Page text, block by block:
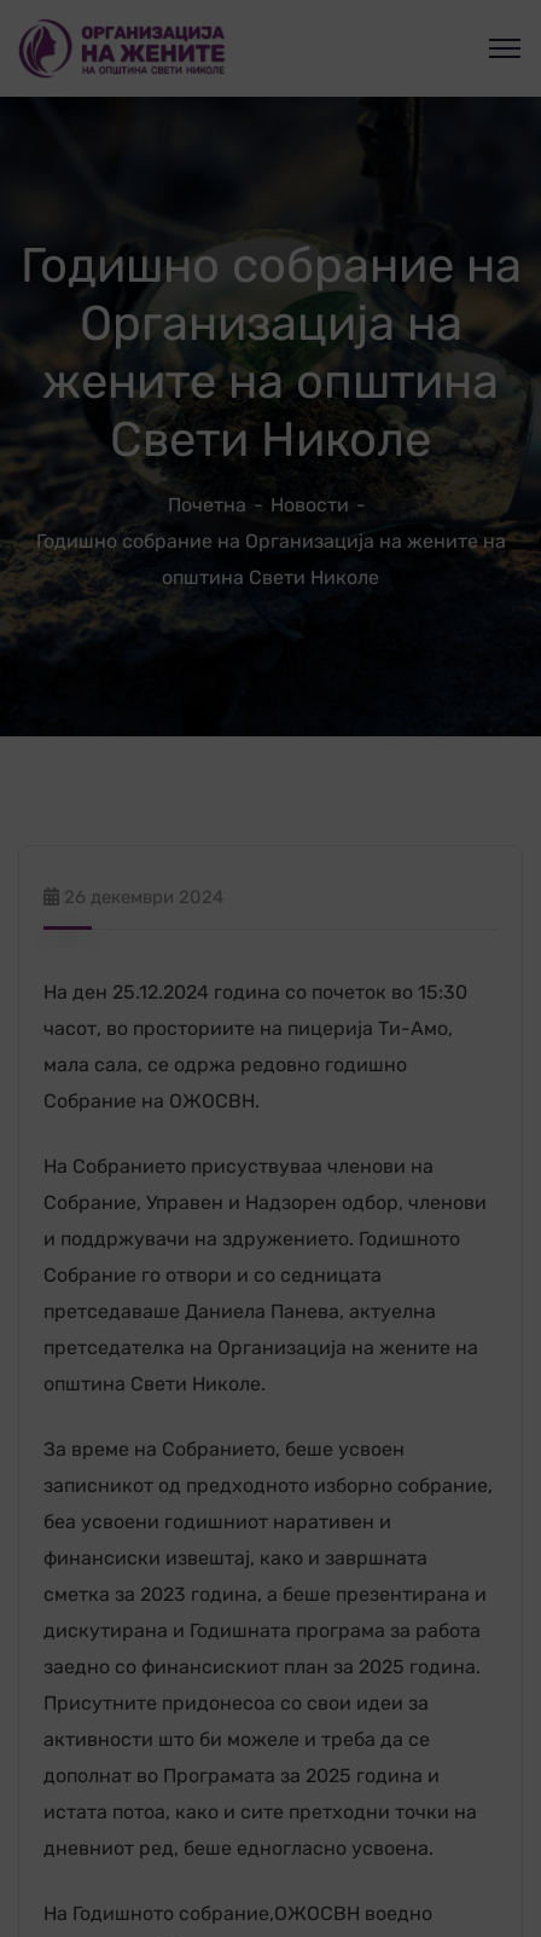
Годишно собрание на
Организација на
жените на општина
Свети Николе
Почетна
Новости
Годишно собрание на Организација на жените на
општина Свети Николе
26 декември 2024
На ден 25.12.2024 година со почеток во 15:30
часот, во просториите на пицерија Ти-Амо,
мала сала, се одржа редовно годишно
Собрание на ОЖОСВН.
На Собранието присуствуваа членови на
Собрание, Управен и Надзорен одбор, членови
и поддржувачи на здружението. Годишното
Собрание го отвори и со седницата
претседаваше Даниела Панева, актуелна
претседателка на Организација на жените на
општина Свети Николе.
За време на Собранието, беше усвоен
записникот од предходното изборно собрание,
беа усвоени годишниот наративен и
финансиски извештај, како и завршната
сметка за 2023 година, а беше презентирана и
дискутирана и Годишната програма за работа
заедно со финансискиот план за 2025 година.
Присутните придонесоа со свои идеи за
активности што би можеле и треба да се
дополнат во Програмата за 2025 година и
истата потоа, како и сите претходни точки на
дневниот ред, беше едногласно усвоена.
На Годишното собрание,ОЖОСВН воедно